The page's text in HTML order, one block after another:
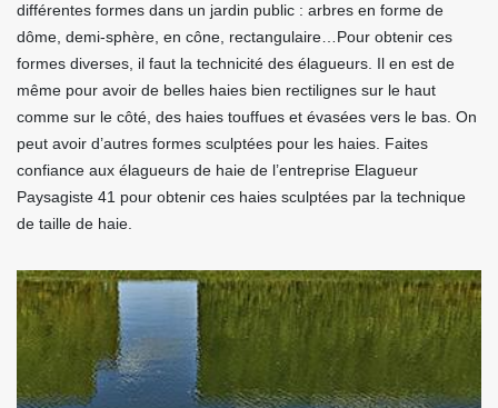
différentes formes dans un jardin public : arbres en forme de
dôme, demi-sphère, en cône, rectangulaire…Pour obtenir ces
formes diverses, il faut la technicité des élagueurs. Il en est de
même pour avoir de belles haies bien rectilignes sur le haut
comme sur le côté, des haies touffues et évasées vers le bas. On
peut avoir d’autres formes sculptées pour les haies. Faites
confiance aux élagueurs de haie de l’entreprise Elagueur
Paysagiste 41 pour obtenir ces haies sculptées par la technique
de taille de haie.